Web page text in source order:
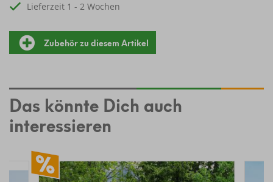
Lieferzeit 1 - 2 Wochen
Zubehör zu diesem Artikel
Das könnte Dich auch
interessieren